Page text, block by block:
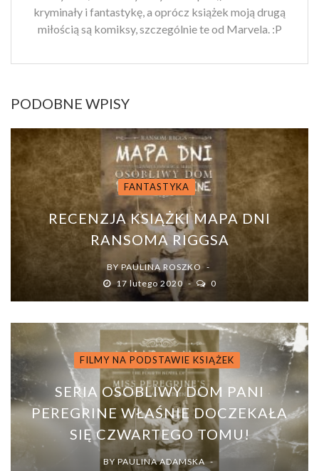
kryminały i fantastykę, a oprócz książek moją drugą
miłością są komiksy, szczególnie te od Marvela. :P
PODOBNE WPISY
FANTASTYKA
RECENZJA KSIĄŻKI MAPA DNI
RANSOMA RIGGSA
BYPAULINA ROSZKO
17 lutego 2020
0
FILMY NA PODSTAWIE KSIĄŻEK
SERIA OSOBLIWY DOM PANI
PEREGRINE WŁAŚNIE DOCZEKAŁA
SIĘ CZWARTEGO TOMU!
BYPAULINA ADAMSKA